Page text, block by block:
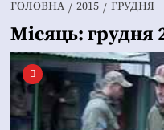
ГОЛОВНА 2015 ГРУДНЯ
Місяць: грудня